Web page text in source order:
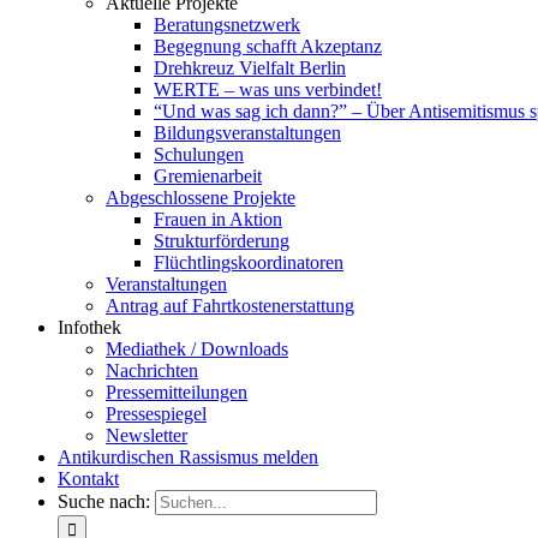
Beratungsnetzwerk
Begegnung schafft Akzeptanz
Drehkreuz Vielfalt Berlin
WERTE – was uns verbindet!
“Und was sag ich dann?” – Über Antisemitismus
Bildungsveranstaltungen
Schulungen
Gremienarbeit
Abgeschlossene Projekte
Frauen in Aktion
Strukturförderung
Flüchtlingskoordinatoren
Veranstaltungen
Antrag auf Fahrtkostenerstattung
Infothek
Mediathek / Downloads
Nachrichten
Pressemitteilungen
Pressespiegel
Newsletter
Antikurdischen Rassismus melden
Kontakt
Suche nach: